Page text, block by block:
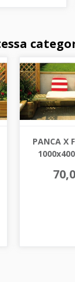
PANCA X